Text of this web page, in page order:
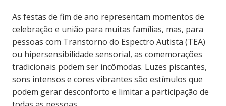
As festas de fim de ano representam momentos de
celebração e união para muitas famílias, mas, para
pessoas com Transtorno do Espectro Autista (TEA)
ou hipersensibilidade sensorial, as comemorações
tradicionais podem ser incômodas. Luzes piscantes,
sons intensos e cores vibrantes são estímulos que
podem gerar desconforto e limitar a participação de